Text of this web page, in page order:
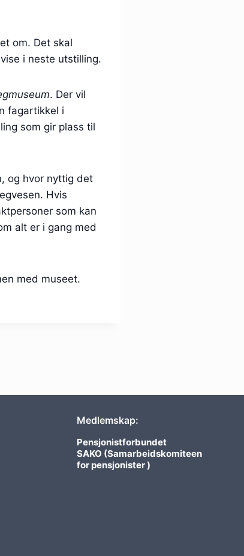
om. Det skal
i neste utstilling.
. Der vil
fagartikkel i
som gir plass til
og hvor nyttig det
Hvis
som kan
alt er i gang med
med museet.
Medlemskap:
Pensjonistforbundet
SAKO (Samarbeidskomiteen
for pensjonister )